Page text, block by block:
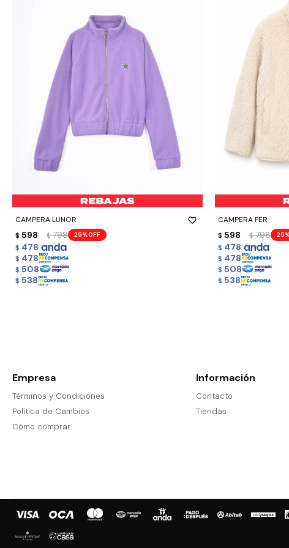
CAMPERA LUNOR
$ 598 $ 798 25
$ 478
$ 478
$ 508
$ 538
- +
CAMPERA FER
$ 598 $ 798 25
$ 478
$ 478
$ 508
$ 538
- +
Empresa
Términos y Condiciones
Política de Cambios
Cómo comprar
Información
Contacto
Tiendas